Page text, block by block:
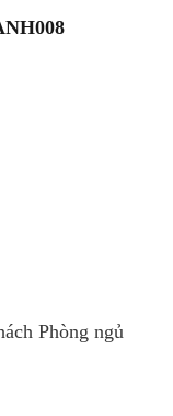
Phòng ngủ